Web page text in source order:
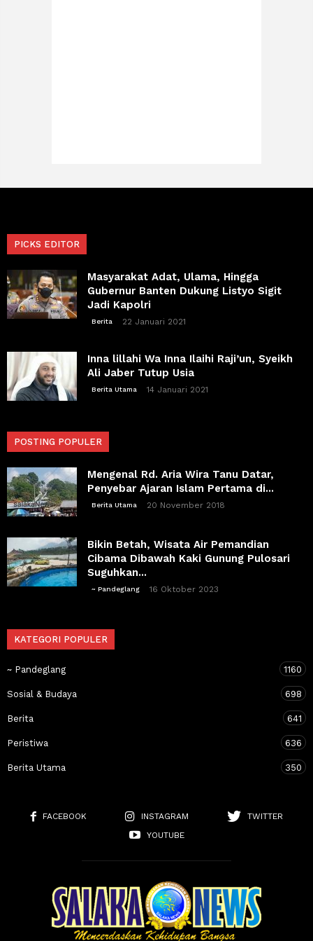
PICKS EDITOR
Masyarakat Adat, Ulama, Hingga
Gubernur Banten Dukung Listyo Sigit
Jadi Kapolri
Berita 22 Januari 2021
Inna lillahi Wa Inna Ilaihi Raji’un, Syeikh
Ali Jaber Tutup Usia
Berita Utama 14 Januari 2021
POSTING POPULER
Mengenal Rd. Aria Wira Tanu Datar,
Penyebar Ajaran Islam Pertama di...
Berita Utama 20 November 2018
Bikin Betah, Wisata Air Pemandian
Cibama Dibawah Kaki Gunung Pulosari
Suguhkan...
~ Pandeglang 16 Oktober 2023
KATEGORI POPULER
~ Pandeglang 1160
Sosial & Budaya 698
Berita 641
Peristiwa 636
Berita Utama 350
FACEBOOK INSTAGRAM
TWITTER
YOUTUBE